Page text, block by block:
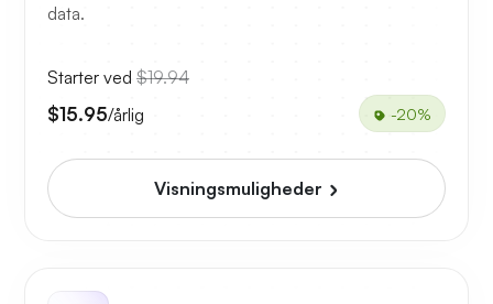
data.
Starter ved $19.94
$15.95/årlig -20%
Visningsmuligheder